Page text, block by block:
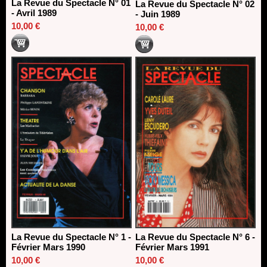
La Revue du Spectacle N° 01
- Avril 1989
10,00 €
La Revue du Spectacle N° 02
- Juin 1989
10,00 €
La Revue du Spectacle N° 1 -
Février Mars 1990
10,00 €
La Revue du Spectacle N° 6 -
Février Mars 1991
10,00 €